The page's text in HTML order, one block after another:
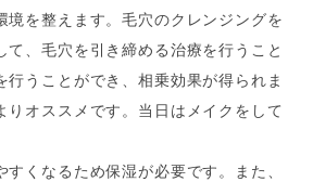
境を整えます。毛穴のクレンジングを
て、毛穴を引き締める治療を行うこと
行うことができ、相乗効果が得られま
りオススメです。当日はメイクをして
くなるため保湿が必要です。また、